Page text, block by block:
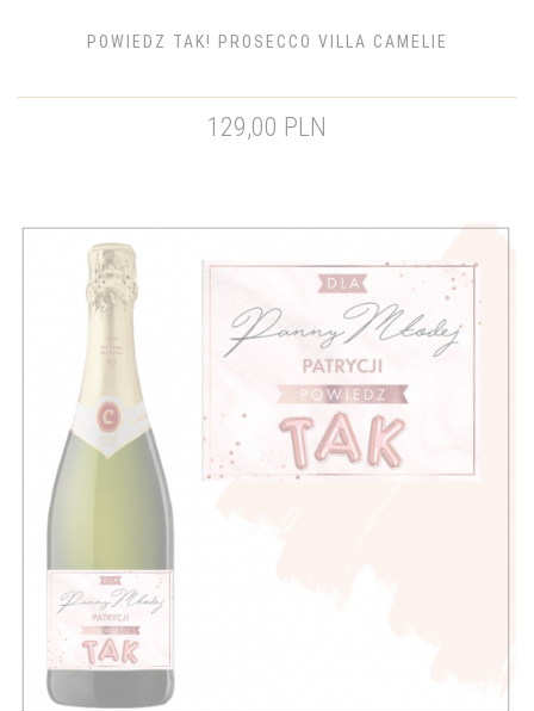
POWIEDZ TAK! PROSECCO VILLA CAMELIE
129,00 PLN